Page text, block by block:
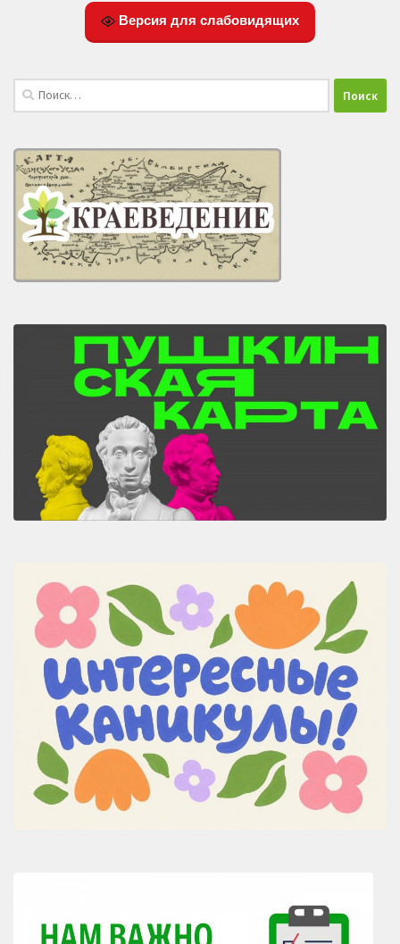
Версия для слабовидящих
Найти: